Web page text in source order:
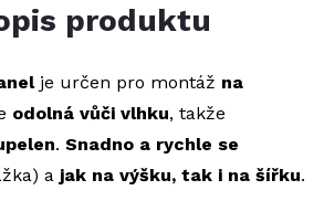
produktu
je určen pro montáž na
odolná vůči vlhku, takže
. Snadno a rychle se
a jak na výšku, tak i na šířku.